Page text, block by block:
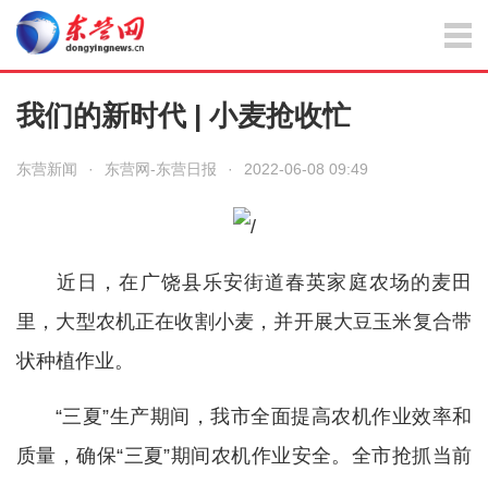
我们的新时代 | 小麦抢收忙
东营新闻 · 东营网-东营日报 · 2022-06-08 09:49
近日，在广饶县乐安街道春英家庭农场的麦田
里，大型农机正在收割小麦，并开展大豆玉米复合带
状种植作业。
“三夏”生产期间，我市全面提高农机作业效率和
质量，确保“三夏”期间农机作业安全。全市抢抓当前